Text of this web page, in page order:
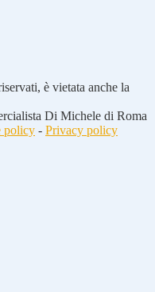
è vietata anche la
Di Michele di Roma
policy - Privacy policy